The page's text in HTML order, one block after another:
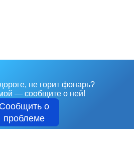
не горит фонарь?
— сообщите о ней!
Сообщить о
проблеме